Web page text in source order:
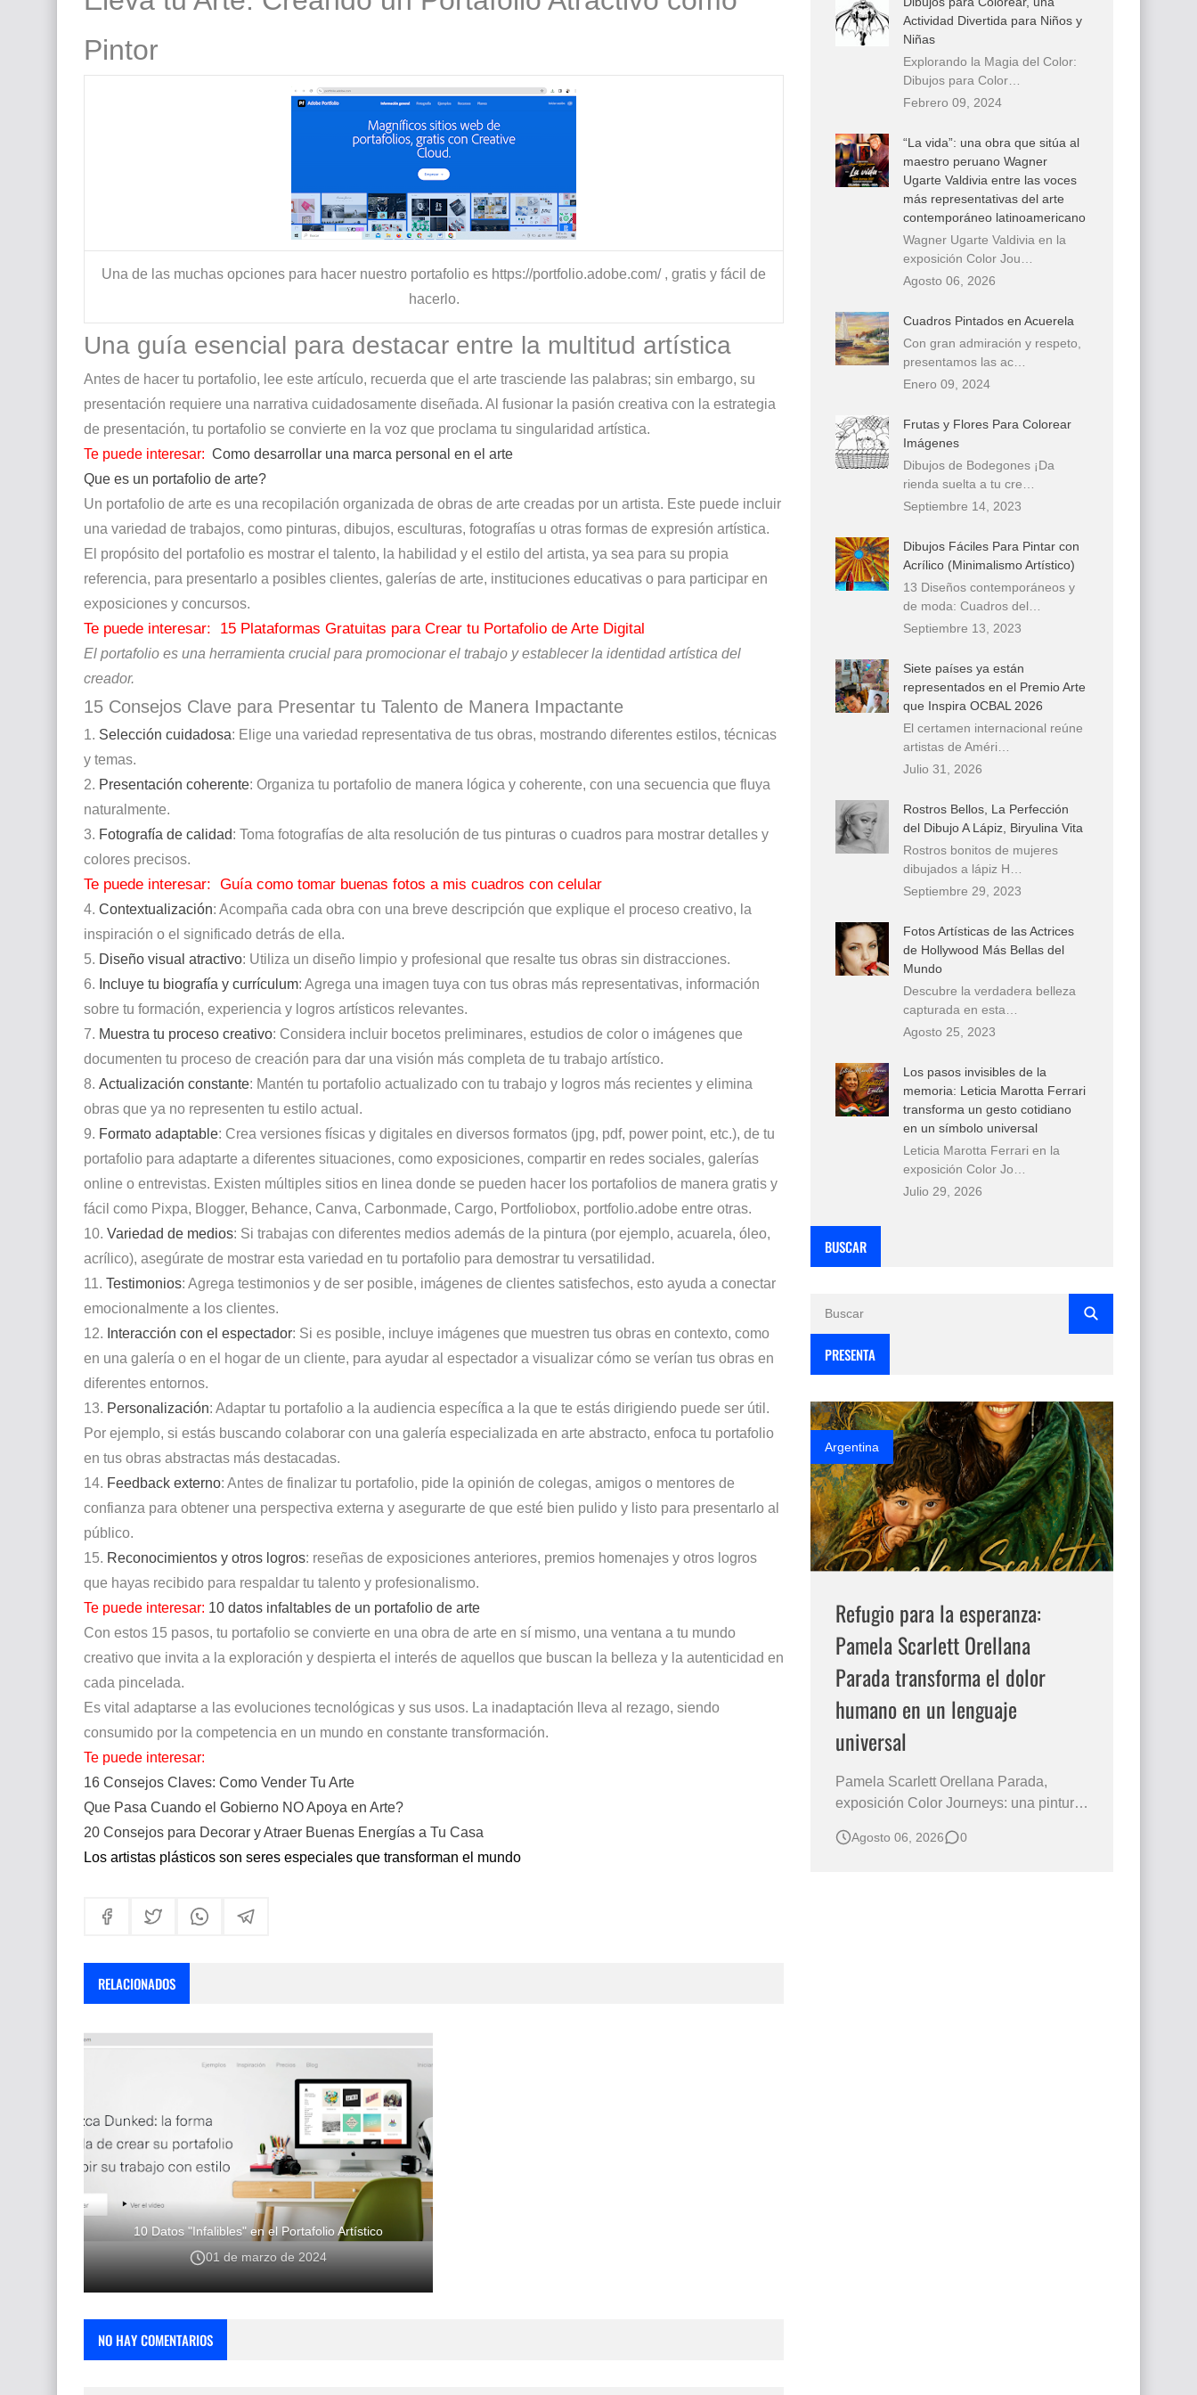
Pintor
Una de las muchas opciones para hacer nuestro portafolio es https://portfolio.adobe.com/ , gratis y fácil de
hacerlo.
Una guía esencial para destacar entre la multitud artística
Antes de hacer tu portafolio, lee este artículo, recuerda que el arte trasciende las palabras; sin embargo, su
presentación requiere una narrativa cuidadosamente diseñada. Al fusionar la pasión creativa con la estrategia
de presentación, tu portafolio se convierte en la voz que proclama tu singularidad artística.
Te puede interesar: Como desarrollar una marca personal en el arte
Que es un portafolio de arte?
Un portafolio de arte es una recopilación organizada de obras de arte creadas por un artista. Este puede incluir
una variedad de trabajos, como pinturas, dibujos, esculturas, fotografías u otras formas de expresión artística.
El propósito del portafolio es mostrar el talento, la habilidad y el estilo del artista, ya sea para su propia
referencia, para presentarlo a posibles clientes, galerías de arte, instituciones educativas o para participar en
exposiciones y concursos.
Te puede interesar: 15 Plataformas Gratuitas para Crear tu Portafolio de Arte Digital
El portafolio es una herramienta crucial para promocionar el trabajo y establecer la identidad artística del
creador.
15 Consejos Clave para Presentar tu Talento de Manera Impactante
1. Selección cuidadosa: Elige una variedad representativa de tus obras, mostrando diferentes estilos, técnicas
y temas.
2. Presentación coherente: Organiza tu portafolio de manera lógica y coherente, con una secuencia que fluya
naturalmente.
3. Fotografía de calidad: Toma fotografías de alta resolución de tus pinturas o cuadros para mostrar detalles y
colores precisos.
Te puede interesar: Guía como tomar buenas fotos a mis cuadros con celular
4. Contextualización: Acompaña cada obra con una breve descripción que explique el proceso creativo, la
inspiración o el significado detrás de ella.
5. Diseño visual atractivo: Utiliza un diseño limpio y profesional que resalte tus obras sin distracciones.
6. Incluye tu biografía y currículum: Agrega una imagen tuya con tus obras más representativas, información
sobre tu formación, experiencia y logros artísticos relevantes.
7. Muestra tu proceso creativo: Considera incluir bocetos preliminares, estudios de color o imágenes que
documenten tu proceso de creación para dar una visión más completa de tu trabajo artístico.
8. Actualización constante: Mantén tu portafolio actualizado con tu trabajo y logros más recientes y elimina
obras que ya no representen tu estilo actual.
9. Formato adaptable: Crea versiones físicas y digitales en diversos formatos (jpg, pdf, power point, etc.), de tu
portafolio para adaptarte a diferentes situaciones, como exposiciones, compartir en redes sociales, galerías
online o entrevistas. Existen múltiples sitios en linea donde se pueden hacer los portafolios de manera gratis y
fácil como Pixpa, Blogger, Behance, Canva, Carbonmade, Cargo, Portfoliobox, portfolio.adobe entre otras.
10. Variedad de medios: Si trabajas con diferentes medios además de la pintura (por ejemplo, acuarela, óleo,
acrílico), asegúrate de mostrar esta variedad en tu portafolio para demostrar tu versatilidad.
11. Testimonios: Agrega testimonios y de ser posible, imágenes de clientes satisfechos, esto ayuda a conectar
emocionalmente a los clientes.
12. Interacción con el espectador: Si es posible, incluye imágenes que muestren tus obras en contexto, como
en una galería o en el hogar de un cliente, para ayudar al espectador a visualizar cómo se verían tus obras en
diferentes entornos.
13. Personalización: Adaptar tu portafolio a la audiencia específica a la que te estás dirigiendo puede ser útil.
Por ejemplo, si estás buscando colaborar con una galería especializada en arte abstracto, enfoca tu portafolio
en tus obras abstractas más destacadas.
14. Feedback externo: Antes de finalizar tu portafolio, pide la opinión de colegas, amigos o mentores de
confianza para obtener una perspectiva externa y asegurarte de que esté bien pulido y listo para presentarlo al
público.
15. Reconocimientos y otros logros: reseñas de exposiciones anteriores, premios homenajes y otros logros
que hayas recibido para respaldar tu talento y profesionalismo.
Te puede interesar: 10 datos infaltables de un portafolio de arte
Con estos 15 pasos, tu portafolio se convierte en una obra de arte en sí mismo, una ventana a tu mundo
creativo que invita a la exploración y despierta el interés de aquellos que buscan la belleza y la autenticidad en
cada pincelada.
Es vital adaptarse a las evoluciones tecnológicas y sus usos. La inadaptación lleva al rezago, siendo
consumido por la competencia en un mundo en constante transformación.
Te puede interesar:
16 Consejos Claves: Como Vender Tu Arte
Que Pasa Cuando el Gobierno NO Apoya en Arte?
20 Consejos para Decorar y Atraer Buenas Energías a Tu Casa
Los artistas plásticos son seres especiales que transforman el mundo
RELACIONADOS
10 Datos "Infalibles" en el Portafolio Artístico
01 de marzo de 2024
NO HAY COMENTARIOS
Actividad Divertida para Niños y
Niñas
Explorando la Magia del Color:
Dibujos para Color…
Febrero 09, 2024
“La vida”: una obra que sitúa al
maestro peruano Wagner
Ugarte Valdivia entre las voces
más representativas del arte
contemporáneo latinoamericano
Wagner Ugarte Valdivia en la
exposición Color Jou…
Agosto 06, 2026
Cuadros Pintados en Acuerela
Con gran admiración y respeto,
presentamos las ac…
Enero 09, 2024
Frutas y Flores Para Colorear
Imágenes
Dibujos de Bodegones ¡Da
rienda suelta a tu cre…
Septiembre 14, 2023
Dibujos Fáciles Para Pintar con
Acrílico (Minimalismo Artístico)
13 Diseños contemporáneos y
de moda: Cuadros del…
Septiembre 13, 2023
Siete países ya están
representados en el Premio Arte
que Inspira OCBAL 2026
El certamen internacional reúne
artistas de Améri…
Julio 31, 2026
Rostros Bellos, La Perfección
del Dibujo A Lápiz, Biryulina Vita
Rostros bonitos de mujeres
dibujados a lápiz H…
Septiembre 29, 2023
Fotos Artísticas de las Actrices
de Hollywood Más Bellas del
Mundo
Descubre la verdadera belleza
capturada en esta…
Agosto 25, 2023
Los pasos invisibles de la
memoria: Leticia Marotta Ferrari
transforma un gesto cotidiano
en un símbolo universal
Leticia Marotta Ferrari en la
exposición Color Jo…
Julio 29, 2026
BUSCAR
PRESENTA
Argentina
Refugio para la esperanza:
Pamela Scarlett Orellana
Parada transforma el dolor
humano en un lenguaje
universal
Pamela Scarlett Orellana Parada,
exposición Color Journeys: una pintura
primera mirada basta para comprender
Agosto 06, 2026 0